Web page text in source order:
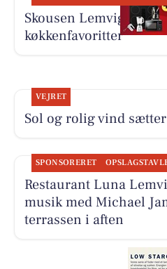
Skousen Lemvig
køkkenfavoritter
VEJRET
Sol og rolig vind
SPONSORERET
Restaurant Luna
musik med Michael
terrassen i aften